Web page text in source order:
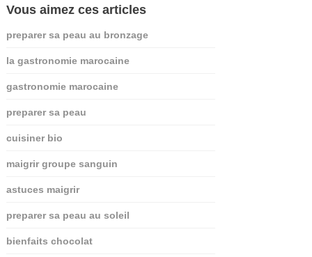
Vous aimez ces articles
preparer sa peau au bronzage
la gastronomie marocaine
gastronomie marocaine
preparer sa peau
cuisiner bio
maigrir groupe sanguin
astuces maigrir
preparer sa peau au soleil
bienfaits chocolat